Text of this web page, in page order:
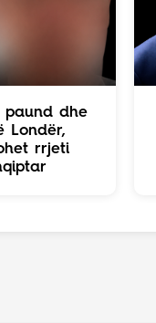
paund dhe
Londër,
rrjeti